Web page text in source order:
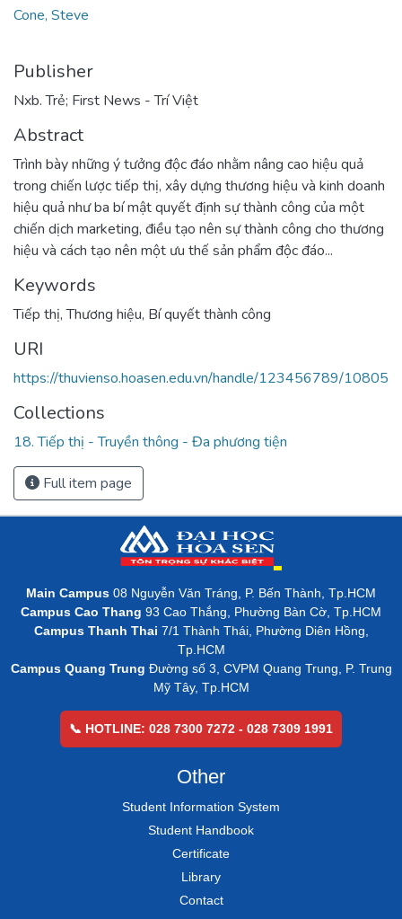
Cone, Steve
Publisher
Nxb. Trẻ; First News - Trí Việt
Abstract
Trình bày những ý tưởng độc đáo nhằm nâng cao hiệu quả
trong chiến lược tiếp thị, xây dựng thương hiệu và kinh doanh
hiệu quả như ba bí mật quyết định sự thành công của một
chiến dịch marketing, điều tạo nên sự thành công cho thương
hiệu và cách tạo nên một ưu thế sản phẩm độc đáo...
Keywords
Tiếp thị,Thương hiệu, Bí quyết thành công
URI
https://thuvienso.hoasen.edu.vn/handle/123456789/10805
Collections
18. Tiếp thị - Truyền thông - Đa phương tiện
Full item page
Main Campus 08 Nguyễn Văn Tráng, P. Bến Thành, Tp.HCM
Campus Cao Thang 93 Cao Thắng, Phường Bàn Cờ, Tp.HCM
Campus Thanh Thai 7/1 Thành Thái, Phường Diên Hồng,
Tp.HCM
Campus Quang Trung Đường số 3, CVPM Quang Trung, P. Trung
Mỹ Tây, Tp.HCM
📞 HOTLINE: 028 7300 7272 - 028 7309 1991
Other
Student Information System
Student Handbook
Certificate
Library
Contact